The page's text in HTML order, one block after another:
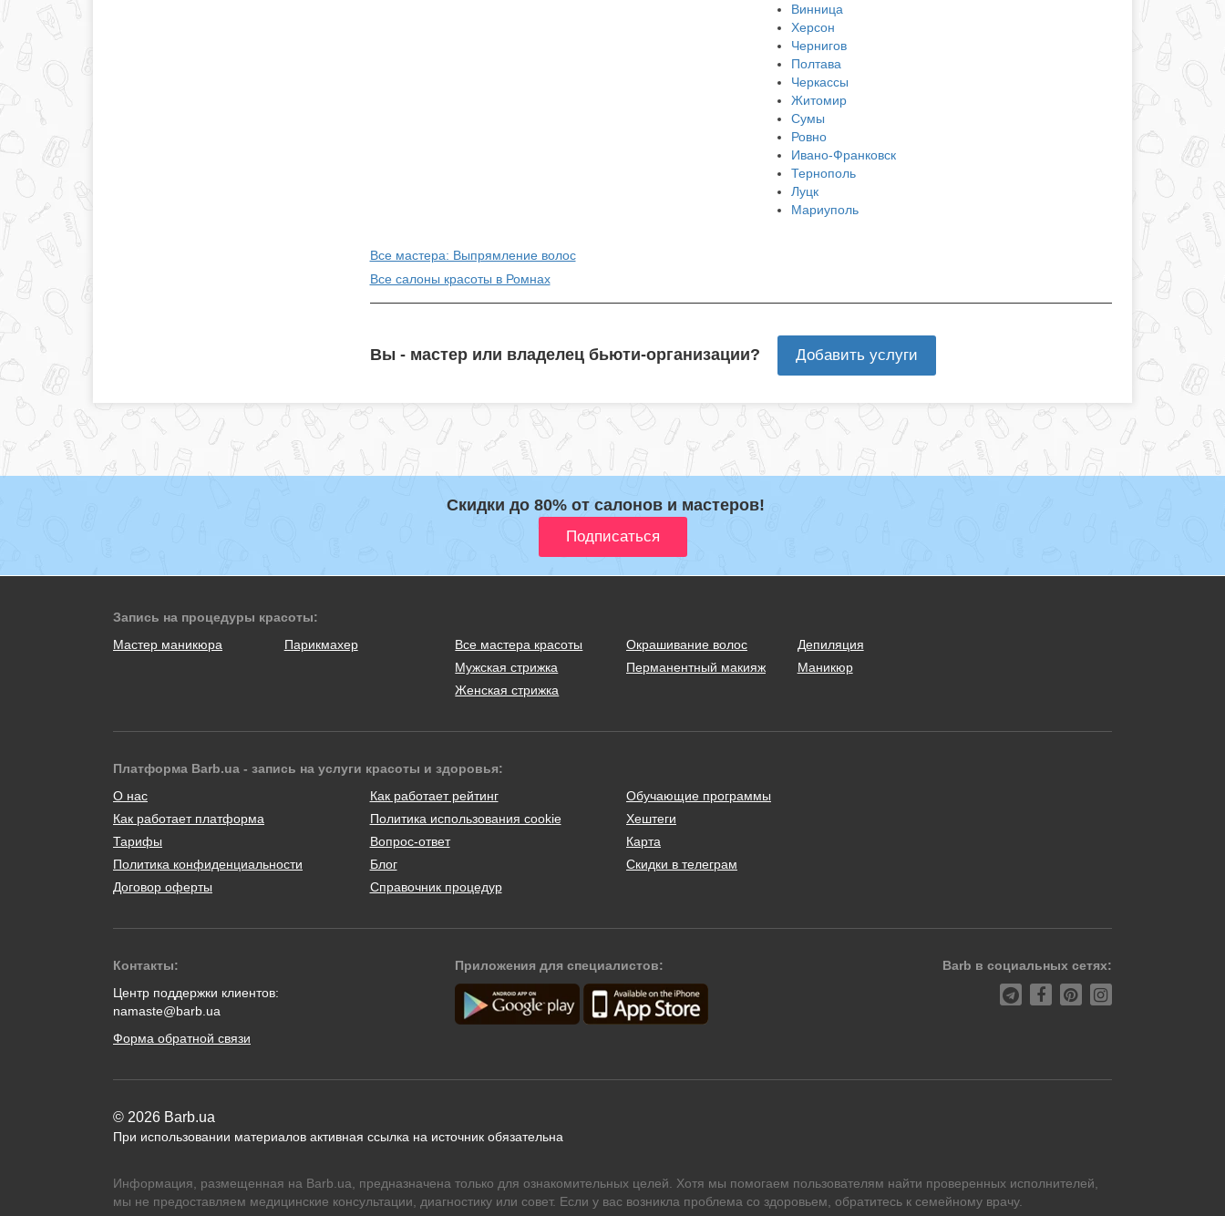
Винница
Херсон
Чернигов
Полтава
Черкассы
Житомир
Сумы
Ровно
Ивано-Франковск
Тернополь
Луцк
Мариуполь
Все мастера: Выпрямление волос
Все салоны красоты в Ромнах
Вы - мастер или владелец бьюти-организации? Добавить услуги
Скидки до 80% от салонов и мастеров!
Запись на процедуры красоты:
Мастер маникюра
Парикмахер
Все мастера красоты
Мужская стрижка
Женская стрижка
Окрашивание волос
Перманентный макияж
Депиляция
Маникюр
Платформа Barb.ua - запись на услуги красоты и здоровья:
О нас
Как работает платформа
Тарифы
Политика конфиденциальности
Договор оферты
Как работает рейтинг
Политика использования cookie
Вопрос-ответ
Блог
Справочник процедур
Обучающие программы
Хештеги
Карта
Скидки в телеграм
Контакты:
Центр поддержки клиентов:
namaste@barb.ua
Форма обратной связи
Приложения для специалистов: Barb в социальных сетях:
© 2026 Barb.ua
При использовании материалов активная ссылка на источник обязательна
Информация, размещенная на Barb.ua, предназначена только для ознакомительных целей. Хотя мы помогаем пользователям найти проверенных исполнителей,
мы не предоставляем медицинские консультации, диагностику или совет. Если у вас возникла проблема со здоровьем, обратитесь к семейному врачу.